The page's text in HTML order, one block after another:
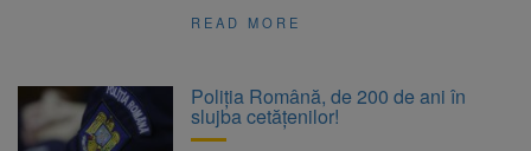
READ MORE
Poliția Română, de 200 de ani în
slujba cetățenilor!